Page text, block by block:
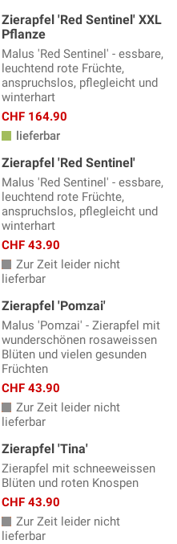
Zierapfel 'Red Sentinel' XXL
Pflanze
Malus 'Red Sentinel' - essbare,
leuchtend rote Früchte,
anspruchslos, pflegleicht und
winterhart
CHF 164.90
lieferbar
Zierapfel 'Red Sentinel'
Malus 'Red Sentinel' - essbare,
leuchtend rote Früchte,
anspruchslos, pflegleicht und
winterhart
CHF 43.90
Zur Zeit leider nicht
lieferbar
Zierapfel 'Pomzai'
Malus 'Pomzai' - Zierapfel mit
wunderschönen rosaweissen
Blüten und vielen gesunden
Früchten
CHF 43.90
Zur Zeit leider nicht
lieferbar
Zierapfel 'Tina'
Zierapfel mit schneeweissen
Blüten und roten Knospen
CHF 43.90
Zur Zeit leider nicht
lieferbar